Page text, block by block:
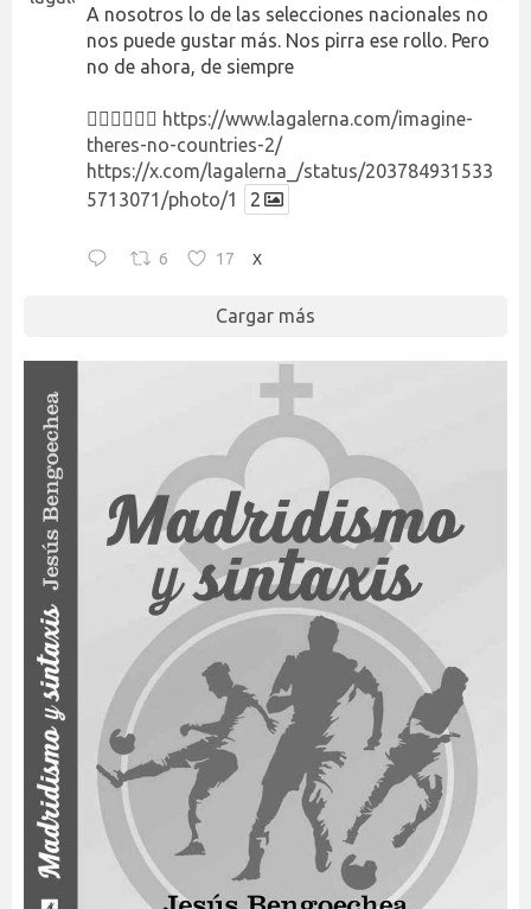
A nosotros lo de las selecciones nacionales no
nos puede gustar más. Nos pirra ese rollo. Pero
no de ahora, de siempre
👉🏻👉🏻👉🏻 https://www.lagalerna.com/imagine-
theres-no-countries-2/
https://x.com/lagalerna_/status/203784931533
5713071/photo/1
2
6 17 X
Cargar más